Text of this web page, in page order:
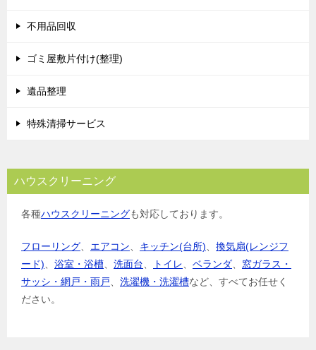
不用品回収
ゴミ屋敷片付け(整理)
遺品整理
特殊清掃サービス
ハウスクリーニング
各種ハウスクリーニングも対応しております。
フローリング エアコン キッチン(台所)
換気扇(レンジフ
ード)
浴室・浴槽 洗面台 トイレ ベランダ
窓ガラス・
サッシ・網戸・雨戸
洗濯機・洗濯槽など、すべてお任せく
ださい。